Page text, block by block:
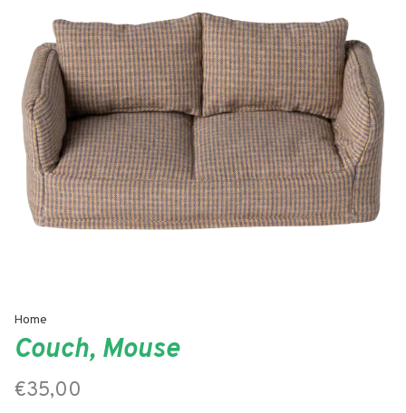
Home
Couch, Mouse
€35,00